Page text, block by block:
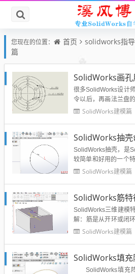
您现在的位置： 首页 solidworks指
篇
很多SolidWorks设计
令以后，再画法兰盘
孔，还有一种就是我
显示，一个会显示孔
SolidWorks建模篇
SolidWorks抽壳，是
较简单和好用的一个
ks抽壳？SolidWorks
壁特征。这里溪风以
SolidWorks建模篇
SolidWorks三维建模
解：筋是从开环或闭
拉伸特征。它在轮廓
廓。SolidWorks筋特
示：参...
SolidWorks建模篇
SolidWorks填充
SolidWorks填充